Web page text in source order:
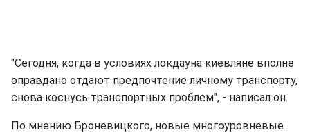
"Сегодня, когда в условиях локдауна киевляне вполне
оправдано отдают предпочтение личному транспорту,
снова коснусь транспортных проблем", - написал он.
По мнению Броневицкого, новые многоуровневые